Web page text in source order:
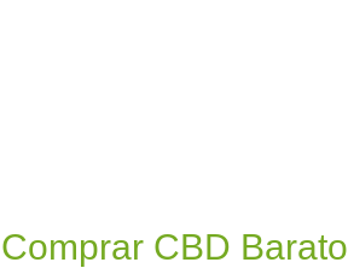
Comprar CBD Barato